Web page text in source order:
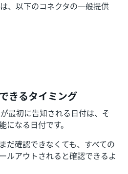
、以下のコネクタの一般提供
きるタイミング
最初に告知される日付は、そ
になる日付です。
だ確認できなくても、すべての
ルアウトされると確認できるよ